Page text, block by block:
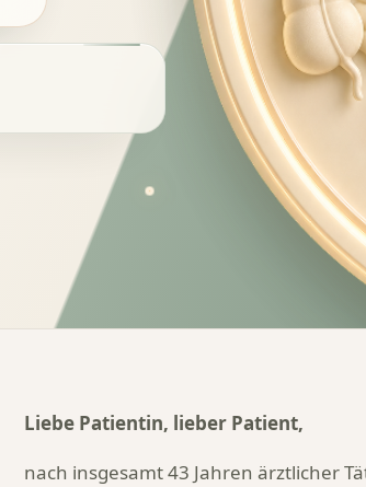
Liebe Patientin, lieber Patient,
nach insgesamt 43 Jahren ärztlicher